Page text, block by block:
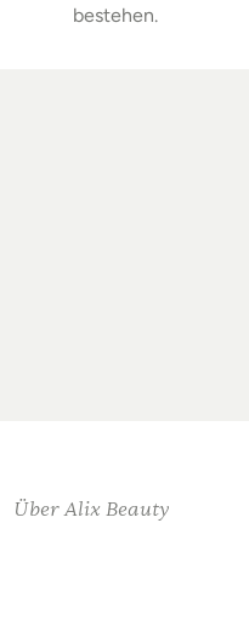
bestehen.
Über Alix Beauty